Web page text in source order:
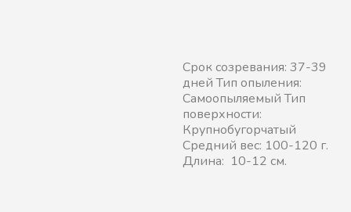
Срок созревания: 37-39
дней Тип опыления:
Самоопыляемый Тип
поверхности:
Крупнобугорчатый
Средний вес: 100-120 г.
Длина: 10-12 см.